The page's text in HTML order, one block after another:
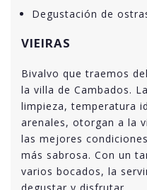
Degustación de
VIEIRAS
Bivalvo que traemos
la villa de Cambados.
limpieza, temperatura
arenales, otorgan a la
las mejores
más sabrosa. Con un
varios bocados, la